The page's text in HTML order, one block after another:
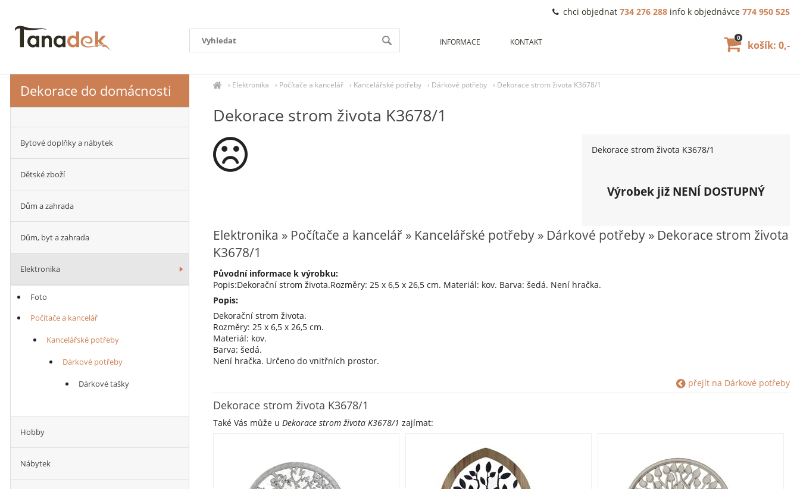
› Elektronika › Počítače a kancelář › Kancelářské potřeby › Dárkové potřeby › Dekorace strom života K3678/1
Dekorace strom života K3678/1
Dekorace strom života K3678/1
Výrobek již NENÍ DOSTUPNÝ
Elektronika » Počítače a kancelář » Kancelářské potřeby » Dárkové potřeby » Dekorace strom života
K3678/1
Původní informace k výrobku:
Popis:Dekorační strom života.Rozměry: 25 x 6,5 x 26,5 cm. Materiál: kov. Barva: šedá. Není hračka.
Popis:
Dekorační strom života.
Rozměry: 25 x 6,5 x 26,5 cm.
Materiál: kov.
Barva: šedá.
Není hračka. Určeno do vnitřních prostor.
Materiál: Kov
Barva: Šedá #a9a9a9
Styly a Motivy: Stromek
přejít na Dárkové potřeby
Dekorace strom života K3678/1
Také Vás může u Dekorace strom života K3678/1 zajímat:
Dekorace do domácnosti
Bytové doplňky a nábytek
Dětské zboží
Dům a zahrada
Dům, byt a zahrada
Elektronika
Foto
Počítače a kancelář
Kancelářské potřeby
Dárkové potřeby
Dárkové tašky
Hobby
Nábytek
INFORMACE KONTAKT
chci objednat 734 276 288 info k objednávce 774 950 525
košík: 0,-
0